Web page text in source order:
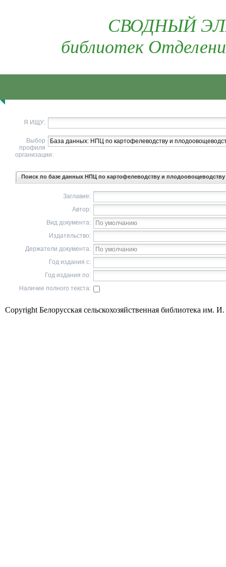
СВОДНЫЙ
библиотек
Я ИЩУ:
Выбор
профиля
организации:
Поиск по базе данных НПЦ по картофелеводству и плодоовощеводству
Заглавие:
Автор:
Вид документа:
Издательство:
Держатели документа:
Год издания с:
Год издания по:
Наличие полного текста:
Copyright Белорусская сельскохозяйственная библиотека им.